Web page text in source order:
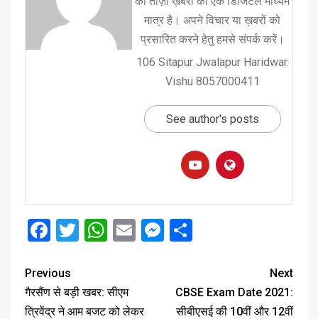
मात्र है। अपने विचार या ख़बरों को
प्रसारित करने हेतु हमसे संपर्क करें।
106 Sitapur Jwalapur Haridwar.
Vishu 8057000411
See author's posts
Facebook
Twitter
WhatsApp
EmailMessenger
Previous
गैरसैंण से बड़ी खबर: सीएम
त्रिवेंद्र ने आम बजट को लेकर
Next
CBSE Exam Date 2021:
सीबीएसई की 10वीं और 12वीं